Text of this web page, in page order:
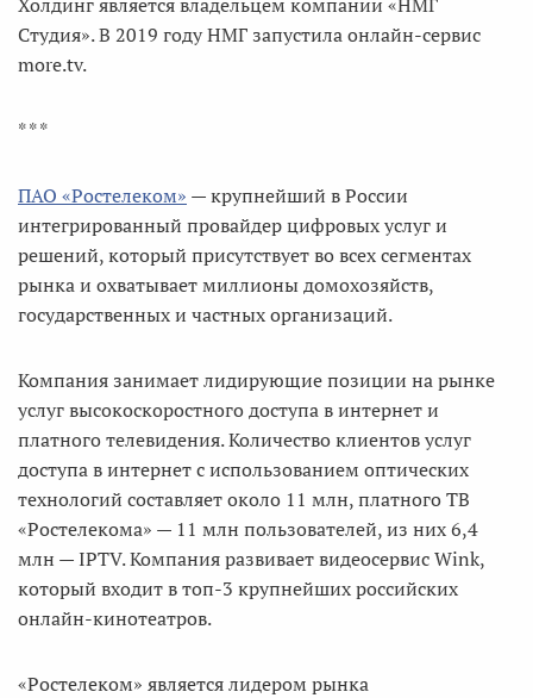
Студия». В 2019 году НМГ запустила онлайн-сервис
more.tv.
* * *
ПАО «Ростелеком» — крупнейший в России
интегрированный провайдер цифровых услуг и
решений, который присутствует во всех сегментах
рынка и охватывает миллионы домохозяйств,
государственных и частных организаций.
Компания занимает лидирующие позиции на рынке
услуг высокоскоростного доступа в интернет и
платного телевидения. Количество клиентов услуг
доступа в интернет с использованием оптических
технологий составляет около 11 млн, платного ТВ
«Ростелекома» — 11 млн пользователей, из них 6,4
млн — IPTV. Компания развивает видеосервис Wink,
который входит в топ-3 крупнейших российских
онлайн-кинотеатров.
«Ростелеком» является лидером рынка